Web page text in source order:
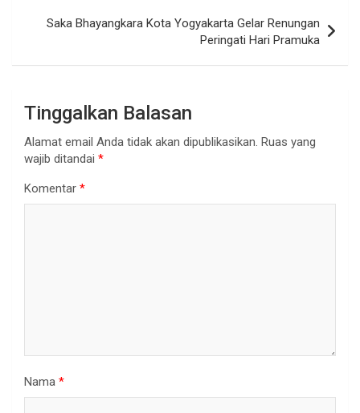
Saka Bhayangkara Kota Yogyakarta Gelar Renungan
Peringati Hari Pramuka
Tinggalkan Balasan
Alamat email Anda tidak akan dipublikasikan. Ruas yang
wajib ditandai *
Komentar *
Nama *